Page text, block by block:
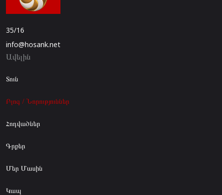
35/16
info@hosank.net
Ավելին
Տուն
Բլոգ / Նորություններ
Հոդվածներ
Գրքեր
Մեր Մասին
Կապ